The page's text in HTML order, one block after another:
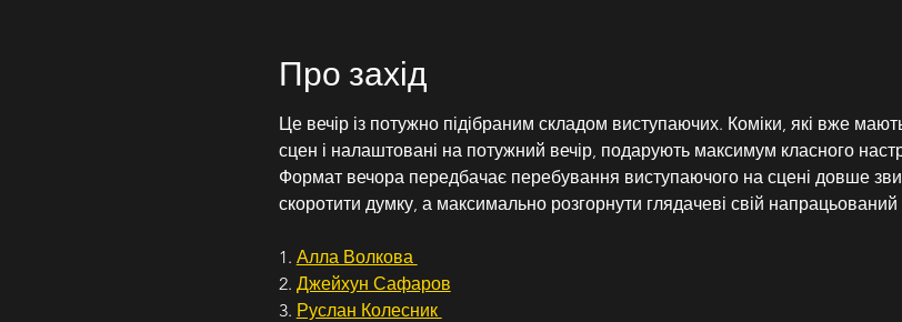
Про захід
Це вечір із потужно підібраним складом виступаючих. Коміки, які вже
сцен і налаштовані на потужний вечір, подарують максимум класного
Формат вечора передбачає перебування виступаючого на сцені довше
скоротити думку, а максимально розгорнути глядачеві свій
1. Алла Волкова
2. Джейхун Сафаров
3. Руслан Колесник